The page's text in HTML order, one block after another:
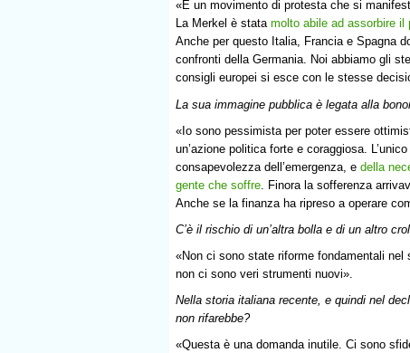
«È un movimento di protesta che si
La Merkel è stata molto abile ad assorbire il
Anche per questo Italia, Francia e Spagna
confronti della Germania. Noi abbiamo gli
consigli europei si esce con le stesse
La sua immagine pubblica è legata alla
«Io sono pessimista per poter essere
un’azione politica forte e coraggiosa.
consapevolezza dell’emergenza, e della
gente che soffre . Finora la sofferenza
Anche se la finanza ha ripreso a operare
C’è il rischio di un’altra bolla e di un altro
«Non ci sono state riforme fondamentali nel
non ci sono veri strumenti nuovi».
Nella storia italiana recente, e quindi nel
non rifarebbe?
«Questa è una domanda inutile. Ci sono